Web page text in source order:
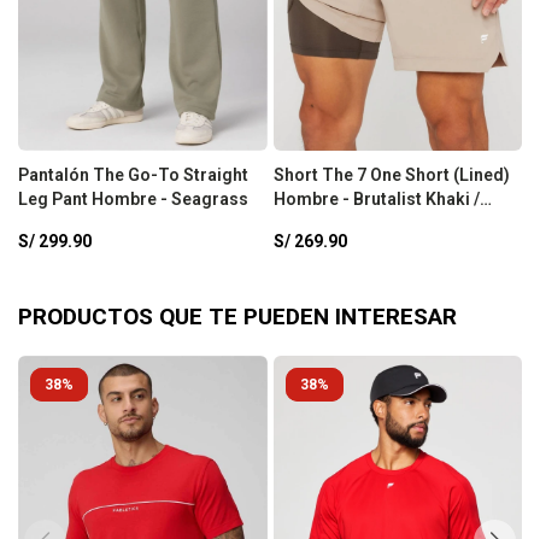
Pantalón The Go-To Straight
Leg Pant Hombre - Seagrass
S/ 299.90
Short The 7 One Short (Lined)
Hombre - Brutalist Khaki /
S/ 269.90
PRODUCTOS QUE TE PUEDEN INTERESAR
38 38